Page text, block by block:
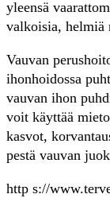
yleensä
valkoisia, helmiä
Vauvan
ihonhoidossa
vauvan ihon
voit käyttää
kasvot,
pestä vauvan
http s://